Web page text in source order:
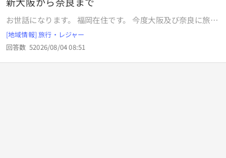
てる前にタイミーで仕事を検索しましょう！ 熊本の人々も苦
しんでいる中で、休んでるわけにはいけません。
お世話になります。 福岡在住です。 今度大阪及び奈良に旅行
に行こうと思います。 博多駅から新幹線で新大阪まで行きま
す。 そこで1日目は奈良公園に行って2日目はUSJに行く予定
です。 そこで 1日目は 新大阪から奈良公園まで行きたいで
す。 ホテルはユニバーサルシティ駅にあるホテルを予約済み
[地域情報] 旅行・レジャー
回答数 52026/08/04 08:51